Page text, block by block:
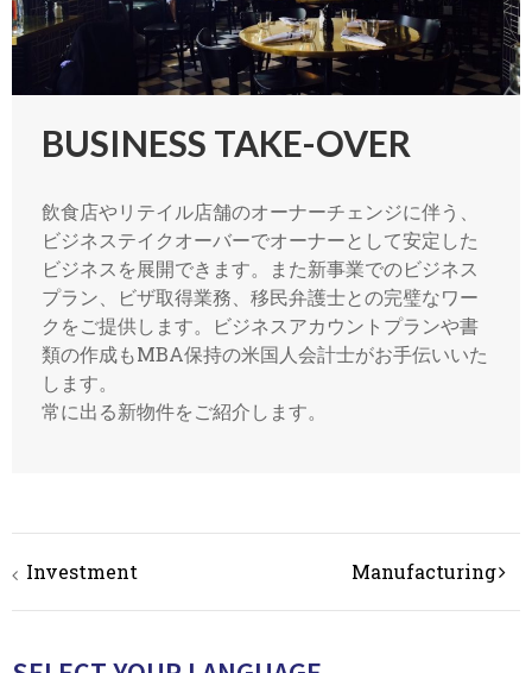
BUSINESS TAKE-OVER
飲食店やリテイル店舗のオーナーチェンジに伴う、
ビジネステイクオーバーでオーナーとして安定した
ビジネスを展開できます。また新事業でのビジネス
プラン、ビザ取得業務、移民弁護士との完璧なワー
クをご提供します。ビジネスアカウントプランや書
類の作成もMBA保持の米国人会計士がお手伝いいた
します。
常に出る新物件をご紹介します。
投
稿
Investment Manufacturing